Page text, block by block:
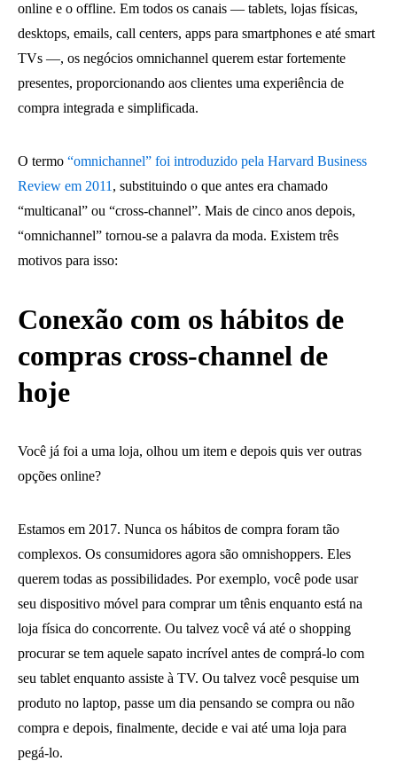
online e o offline. Em todos os canais — tablets, lojas físicas,
desktops, emails, call centers, apps para smartphones e até smart
TVs —, os negócios omnichannel querem estar fortemente
presentes, proporcionando aos clientes uma experiência de
compra integrada e simplificada.
O termo “omnichannel” foi introduzido pela Harvard Business
Review em 2011 , substituindo o que antes era chamado
“multicanal” ou “cross-channel”. Mais de cinco anos depois,
“omnichannel” tornou-se a palavra da moda. Existem três
motivos para isso:
Conexão com os hábitos de
compras cross-channel de
hoje
Você já foi a uma loja, olhou um item e depois quis ver outras
opções online?
Estamos em 2017. Nunca os hábitos de compra foram tão
complexos. Os consumidores agora são omnishoppers. Eles
querem todas as possibilidades. Por exemplo, você pode usar
seu dispositivo móvel para comprar um tênis enquanto está na
loja física do concorrente. Ou talvez você vá até o shopping
procurar se tem aquele sapato incrível antes de comprá-lo com
seu tablet enquanto assiste à TV. Ou talvez você pesquise um
produto no laptop, passe um dia pensando se compra ou não
compra e depois, finalmente, decide e vai até uma loja para
pegá-lo.